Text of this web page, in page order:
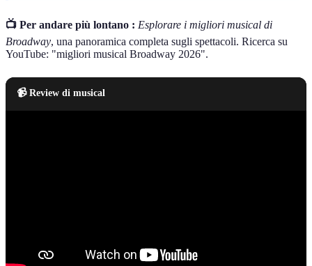
📺 Per andare più lontano : Esplorare i migliori musical di
Broadway, una panoramica completa sugli spettacoli. Ricerca su
YouTube: "migliori musical Broadway 2026".
📹 Review di musical